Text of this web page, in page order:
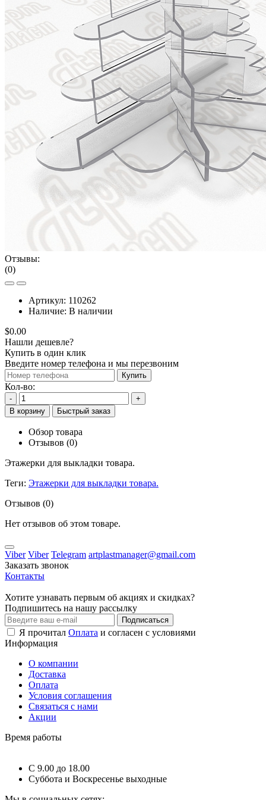
Отзывы:
(0)
Артикул: 110262
Наличие: В наличии
$0.00
Нашли дешевле?
Купить в один клик
Введите номер телефона и мы перезвоним
Купить
Кол-во:
-
+
В корзину
Быстрый заказ
Обзор товара
Отзывов (0)
Этажерки для выкладки товара.
Теги: Этажерки для выкладки товара.
Отзывов (0)
Нет отзывов об этом товаре.
Viber Viber Telegram artplastmanager@gmail.com
Заказать звонок
Контакты
Хотите узнавать первым об акциях и скидках?
Подпишитесь на нашу рассылку
Подписаться
Я прочитал Оплата и согласен с условиями
Информация
О компании
Доставка
Оплата
Условия соглашения
Связаться с нами
Акции
Время работы
C 9.00 до 18.00
Суббота и Воскресенье выходные